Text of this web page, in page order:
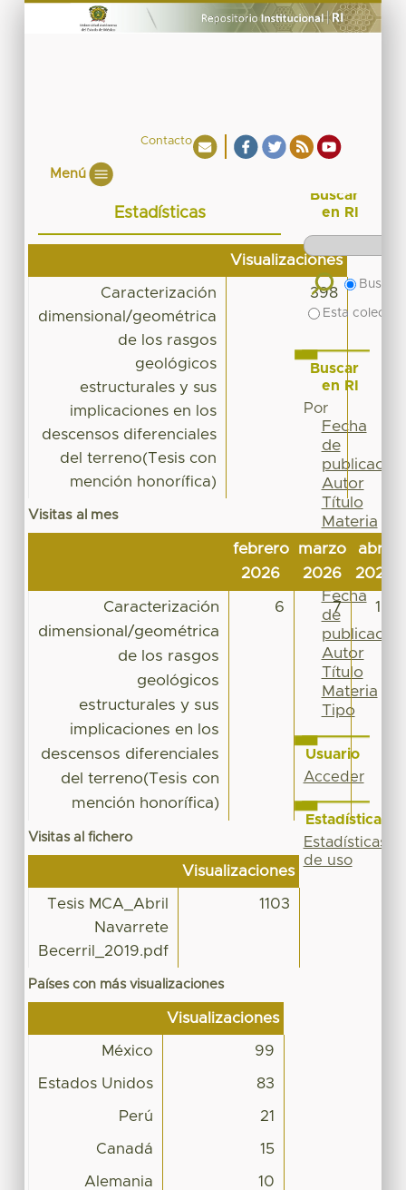
Contacto
Menú
Estadísticas
Visualizaciones
Caracterización
dimensional/geométrica
de los rasgos
geológicos
estructurales y sus
implicaciones en los
descensos diferenciales
del terreno(Tesis con
mención honorífica)
398
Visitas al mes
febrero
2026
marzo
2026
abril
2026
Caracterización
dimensional/geométrica
de los rasgos
geológicos
estructurales y sus
implicaciones en los
descensos diferenciales
del terreno(Tesis con
mención honorífica)
6 7 15
Visitas al fichero
Visualizaciones
Tesis MCA_Abril
Navarrete
Becerril_2019.pdf
1103
Países con más visualizaciones
Visualizaciones
México 99
Estados Unidos 83
Perú 21
Canadá 15
Alemania 10
Buscar
en RI
Buscar
Esta
Buscar
en RI
Por
Fecha
de
publicación
Autor
Título
Materia
Tipo
colección
Fecha
de
publicación
Autor
Título
Materia
Tipo
Usuario
Acceder
Estadísticas
Estadísticas
de uso